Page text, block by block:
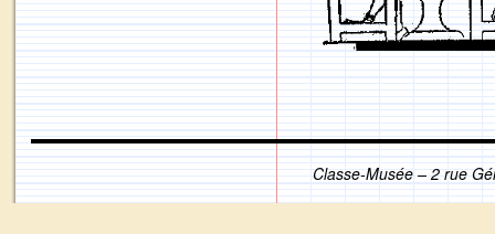
Classe-Musée – 2 rue